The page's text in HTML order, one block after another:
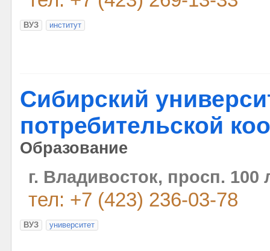
ВУЗ институт
Сибирский
потребительской
Образование
г. Владивосток, просп. 100
тел: +7 (423) 236-03-78
ВУЗ университет